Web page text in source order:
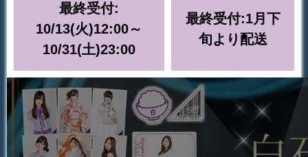
最終受付:
10/13(火)12:00～
10/31(土)23:00
最終受付:1月下
旬より配送